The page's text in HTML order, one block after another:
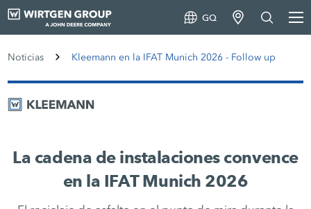
GQ
Noticias Kleemann en la IFAT Munich 2026 - Follow up
La cadena de instalaciones convence
en la IFAT Munich 2026